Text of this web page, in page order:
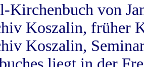
Kirchenbuch von
Koszalin, früher
Koszalin,